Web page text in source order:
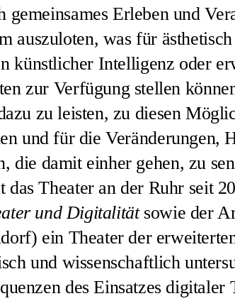
gemeinsames Erleben und
auszuloten, was für
künstlicher Intelligenz oder
zur Verfügung stellen
zu leisten, zu diesen
und für die Veränderungen,
die damit einher gehen, zu
das Theater an der Ruhr seit
und Digitalitätsowie der
ein Theater der
und wissenschaftlich
des Einsatzes digitaler